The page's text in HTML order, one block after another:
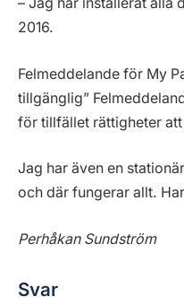
2016.
Felmeddelande för My
tillgänglig”
för tillfället rättigheter att
Jag har även en
och där fungerar allt.
Perhåkan Sundström
Svar